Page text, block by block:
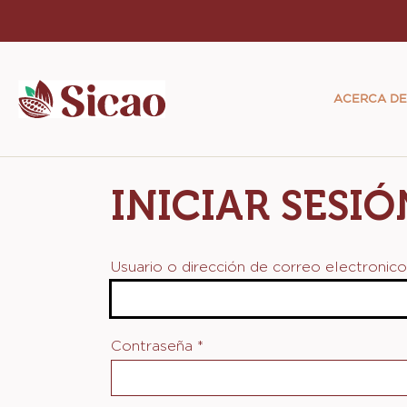
to
content
ACERCA
INICIAR
Usuario o dirección de correo electronico.
Contraseña *